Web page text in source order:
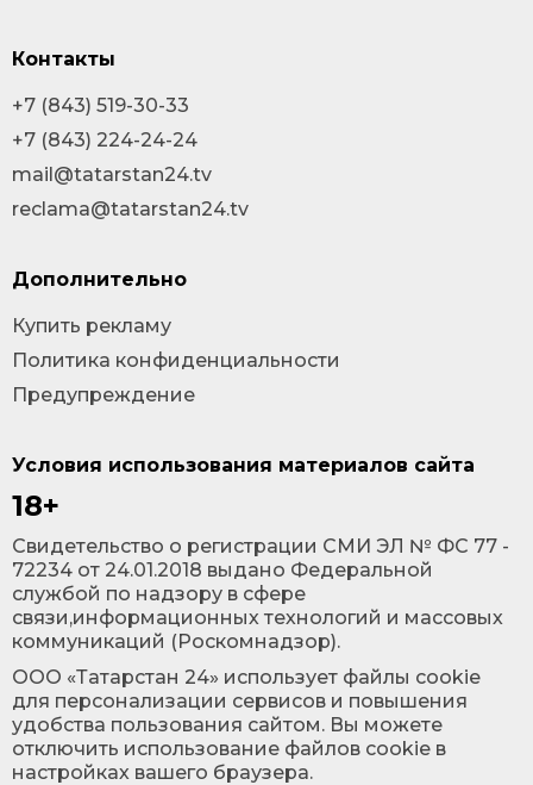
Условия использования материалов сайта
18+
Cвидетельство о регистрации СМИ ЭЛ № ФС 77 -
72234 от 24.01.2018 выдано Федеральной
службой по надзору в сфере
связи,информационных технологий и массовых
коммуникаций (Роскомнадзор).
ООО «Татарстан 24» использует файлы cookie
для персонализации сервисов и повышения
удобства пользования сайтом. Вы можете
отключить использование файлов cookie в
настройках вашего браузера.
Контакты
+7 (843) 519-30-33
+7 (843) 224-24-24
mail@tatarstan24.tv
reclama@tatarstan24.tv
Дополнительно
Купить рекламу
Политика конфиденциальности
Предупреждение